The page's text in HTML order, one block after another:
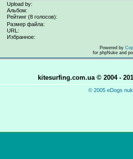
Upload by:
Альбом:
Рейтинг (8 голосов):
Размер файла:
URL:
Избранное:
Powered by
for phpNuke and
kitesurfing.com.ua © 2004 -
© 2005 eDogs